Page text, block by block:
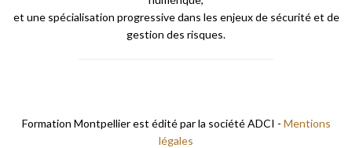
et une spécialisation progressive dans les enjeux de sécurité et de
gestion des risques.
Formation Montpellier est édité par la société ADCI - Mentions
légales